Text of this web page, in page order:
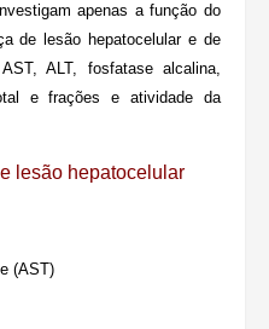
apenas a função do
de lesão hepatocelular e de
ALT, fosfatase alcalina,
e frações e atividade da
lesão hepatocelular
(AST)